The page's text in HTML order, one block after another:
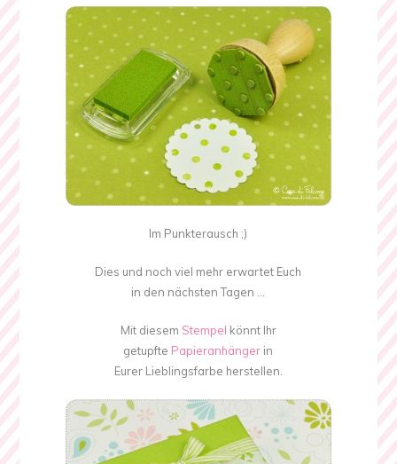
Im Punkterausch ;)
Dies und noch viel mehr erwartet Euch
in den nächsten Tagen …
Mit diesem Stempel könnt Ihr
getupfte Papieranhänger in
Eurer Lieblingsfarbe herstellen.